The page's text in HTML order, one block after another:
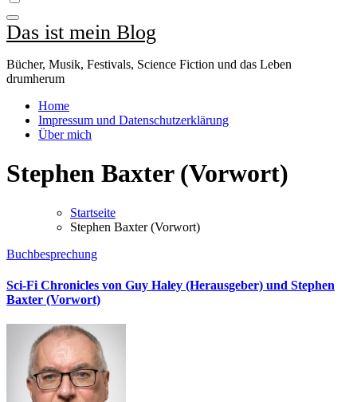
Das ist mein Blog
Bücher, Musik, Festivals, Science Fiction und das Leben
drumherum
Home
Impressum und Datenschutzerklärung
Über mich
Stephen Baxter (Vorwort)
Startseite
Stephen Baxter (Vorwort)
Buchbesprechung
Sci-Fi Chronicles von Guy Haley (Herausgeber) und Stephen
Baxter (Vorwort)